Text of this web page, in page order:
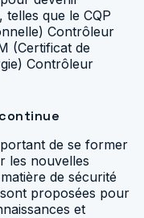
que le CQP
Contrôleur
(Certificat de
Contrôleur
de se former
les nouvelles
de sécurité
proposées pour
et